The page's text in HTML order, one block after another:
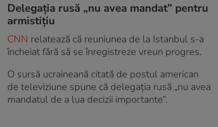
Delegația rusă „nu avea mandat” pentru
armistițiu
CNN relatează că reuniunea de la Istanbul s-a
încheiat fără să se înregistreze vreun progres.
O sursă ucraineană citată de postul american
de televiziune spune că delegația rusă „nu avea
mandatul de a lua decizii importante”.